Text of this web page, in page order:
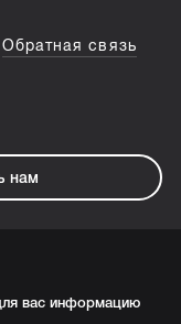
Обратная связь
нам
вас информацию